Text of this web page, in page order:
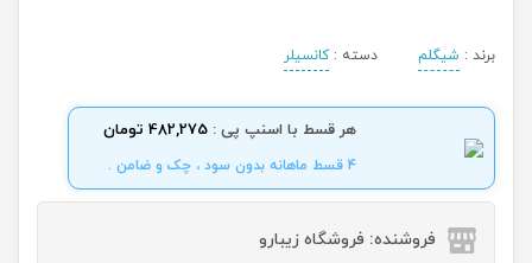
برند : شیگلم دسته :کانسیلر
هر قسط با اسنپ پی : 482,275 تومان
4 قسط ماهانه بدون سود ، چک و ضامن .
فروشنده: فروشگاه زیبارو